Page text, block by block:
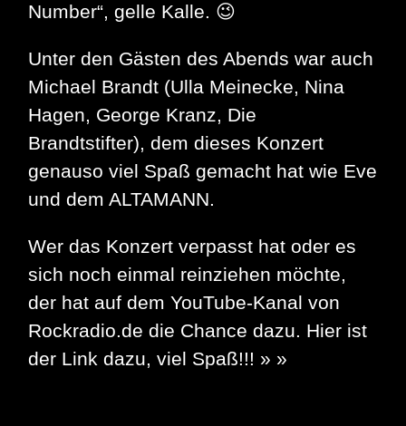
Number“, gelle Kalle. 😉
Unter den Gästen des Abends war auch
Michael Brandt (Ulla Meinecke, Nina
Hagen, George Kranz, Die
Brandtstifter), dem dieses Konzert
genauso viel Spaß gemacht hat wie Eve
und dem ALTAMANN.
Wer das Konzert verpasst hat oder es
sich noch einmal reinziehen möchte,
der hat auf dem YouTube-Kanal von
Rockradio.de die Chance dazu. Hier ist
der Link dazu, viel Spaß!!! » »